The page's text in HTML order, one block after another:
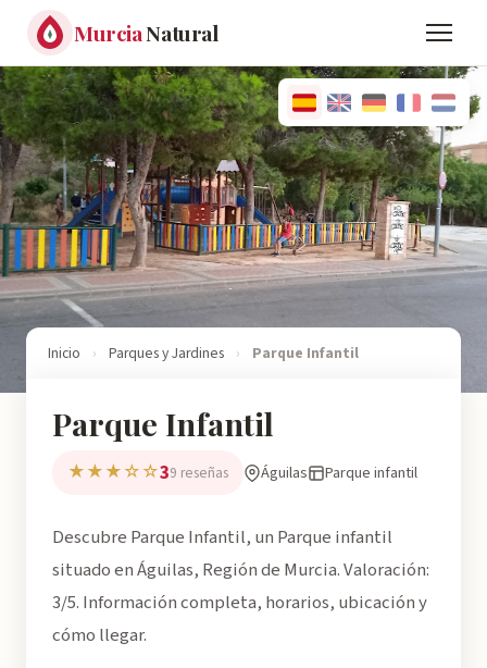
MurciaNatural
Inicio › Parques y Jardines › Parque Infantil
Parque Infantil
★★★☆☆39 reseñas Águilas Parque infantil
Descubre Parque Infantil, un Parque infantil
situado en Águilas, Región de Murcia. Valoración:
3/5. Información completa, horarios, ubicación y
cómo llegar.